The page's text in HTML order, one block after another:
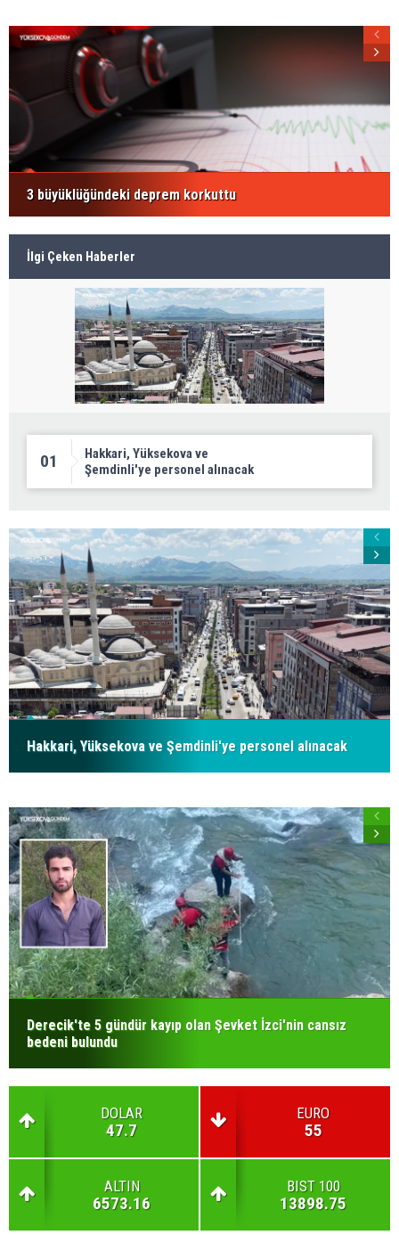
3 büyüklüğündeki deprem korkuttu
İlgi Çeken Haberler
01
Hakkari, Yüksekova ve
Şemdinli'ye personel alınacak
Hakkari, Yüksekova ve Şemdinli'ye personel alınacak
Derecik'te 5 gündür kayıp olan Şevket İzci'nin cansız
bedeni bulundu
DOLAR
47.7
EURO
55
ALTIN
6573.16
BIST 100
13898.75